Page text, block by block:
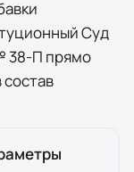
Суд
38-П прямо
состав